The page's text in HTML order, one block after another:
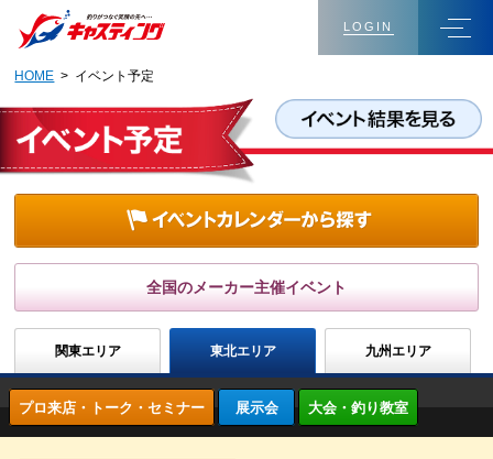
LOGIN
HOME > イベント予定
全国のメーカー主催イベント
関東エリア 東北エリア 九州エリア
プロ来店・トーク・セミナー 展示会 大会・釣り教室